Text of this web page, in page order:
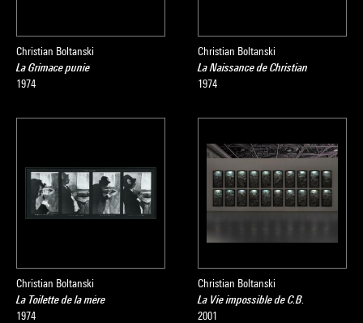
Christian Boltanski
La Grimace punie
1974
Christian Boltanski
La Naissance de Christian
1974
Christian Boltanski
La Toilette de la mère
1974
Christian Boltanski
La Vie impossible de C.B.
2001